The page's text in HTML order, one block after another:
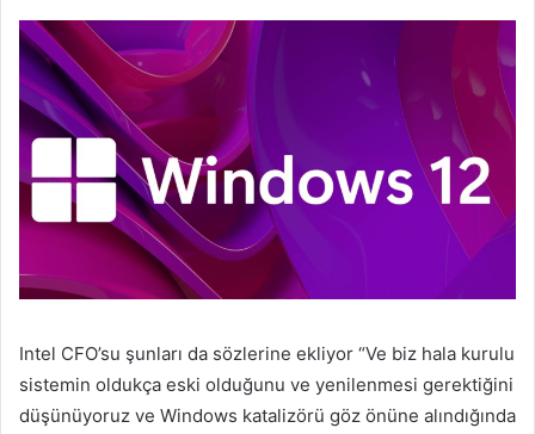
Intel CFO’su şunları da sözlerine ekliyor “Ve biz hala kurulu
sistemin oldukça eski olduğunu ve yenilenmesi gerektiğini
düşünüyoruz ve Windows katalizörü göz önüne alındığında